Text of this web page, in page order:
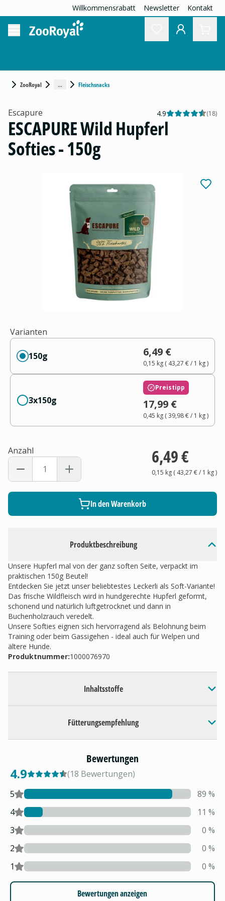
Willkommensrabatt Newsletter Kontakt
ZooRoyal ... Fleischsnacks
Produktbeschreibung
Unsere Hupferl mal von der ganz soften Seite, verpackt im
praktischen 150g Beutel!
Entdecken Sie jetzt unser beliebtestes Leckerli als Soft-Variante!
Das frische Wildfleisch wird in hundgerechte Hupferl geformt,
schonend und natürlich luftgetrocknet und dann in
Buchenholzrauch veredelt.
Unsere Softies eignen sich hervorragend als Belohnung beim
Training oder beim Gassigehen - ideal auch für Welpen und
ältere Hunde.
Produktnummer:1000076970
Inhaltsstoffe
Fütterungsempfehlung
Escapure 4.9 (18)
ESCAPURE Wild Hupferl
Softies - 150g
Varianten
150g 6,49 €
0,15 kg( 43,27 €/ 1 kg)
3x150g
Preistipp
17,99 €
0,45 kg(39,98 €/ 1 kg)
Anzahl 6,49 €
0,15 kg( 43,27 €/ 1 kg)
In den Warenkorb
Bewertungen
4.9 (18 Bewertungen)
5
89 %
4
11 %
3
0 %
2
0 %
1
0 %
Bewertungen anzeigen